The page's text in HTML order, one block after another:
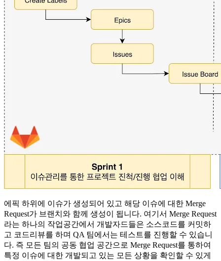
에픽 하위에 이슈가 생성되어 있고 해당 이슈에 대한 Merge
Request가 브랜치와 함께 생성이 됩니다. 여기서 Merge Request
라는 하나의 작업공간에서 개발자드들은 소스코드를 커밋하
고 코드리뷰를 하며 QA 팀에서는 테스트를 진행할 수 있습니
다. 즉 모든 팀의 공동 협업 공간으로 Merge Request를 통하여
특정 이슈에 대한 개발되고 있는 모든 상황을 확인할 수 있게